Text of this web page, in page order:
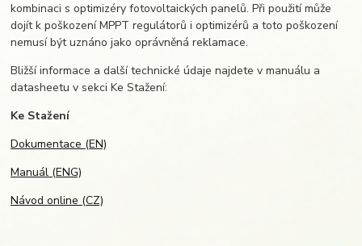
kombinaci s optimizéry fotovoltaických panelů. Při použití může
dojít k poškození MPPT regulátorů i optimizérů a toto poškození
nemusí být uznáno jako oprávněná reklamace.
Bližší informace a další technické údaje najdete v manuálu a
datasheetu v sekci Ke Stažení:
Ke Stažení
Dokumentace (EN)
Manuál (ENG)
Návod online (CZ)